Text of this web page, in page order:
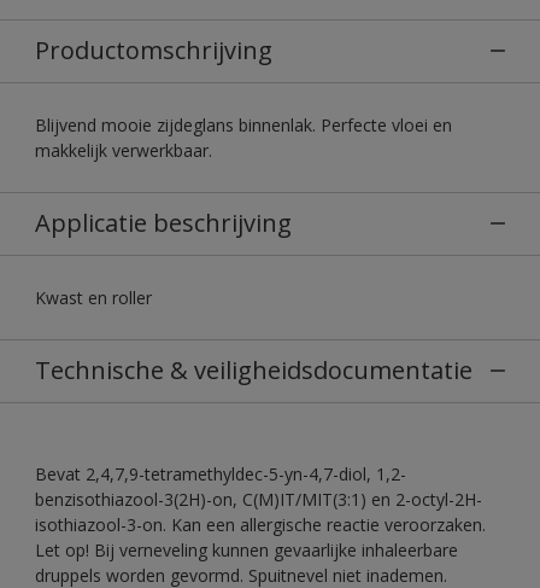
Productomschrijving
Blijvend mooie zijdeglans binnenlak. Perfecte vloei en
makkelijk verwerkbaar.
Applicatie beschrijving
Kwast en roller
Technische & veiligheidsdocumentatie
Bevat 2,4,7,9-tetramethyldec-5-yn-4,7-diol, 1,2-
benzisothiazool-3(2H)-on, C(M)IT/MIT(3:1) en 2-octyl-2H-
isothiazool-3-on. Kan een allergische reactie veroorzaken.
Let op! Bij verneveling kunnen gevaarlijke inhaleerbare
druppels worden gevormd. Spuitnevel niet inademen.